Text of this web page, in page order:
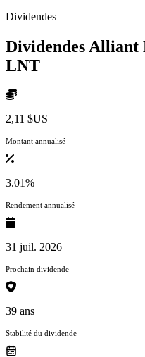
Dividendes
Dividendes
LNT
2,11 $US
Montant annualisé
3.01%
Rendement annualisé
31 juil. 2026
Prochain dividende
39 ans
Stabilité du dividende